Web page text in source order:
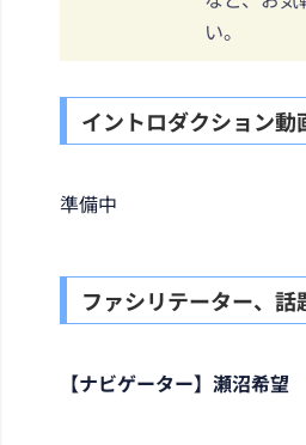
い。
イントロダクション動
準備中
ファシリテーター、話
【ナビゲーター】瀬沼希望